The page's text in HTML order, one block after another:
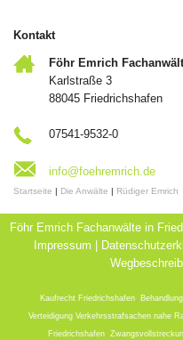
Kontakt
Föhr Emrich
Karlstraße 3
88045 Friedrichshafen
07541-9532-0
info@foehremrich.de
Startseite | Die Anwälte | Rüdiger Emrich
Föhr Emrich Fachanwälte in
Impressum
Kaufrecht Friedrichshafen,
Verteidigung Verkehrsstrafsachen nahe
Friedrichshafen